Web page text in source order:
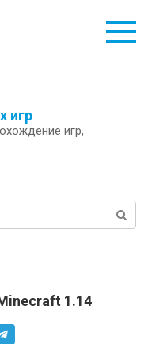
игр
игр,
1.14